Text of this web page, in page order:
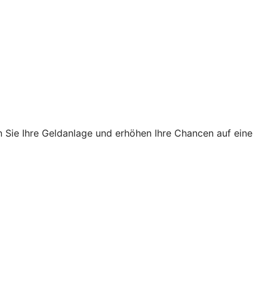
Ihre Geldanlage und erhöhen Ihre Chancen auf eine